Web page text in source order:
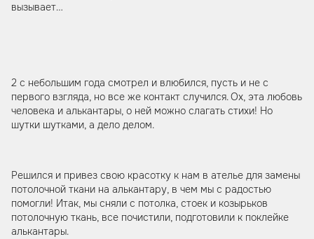
вызывает…
2 с небольшим года смотрел и влюбился, пусть и не с
первого взгляда, но все же контакт случился. Ох, эта любовь
человека и алькантары, о ней можно слагать стихи! Но
шутки шутками, а дело делом.
Решился и привез свою красотку к нам в ателье для замены
потолочной ткани на алькантару, в чем мы с радостью
помогли! Итак, мы сняли с потолка, стоек и козырьков
потолочную ткань, все почистили, подготовили к поклейке
алькантары.